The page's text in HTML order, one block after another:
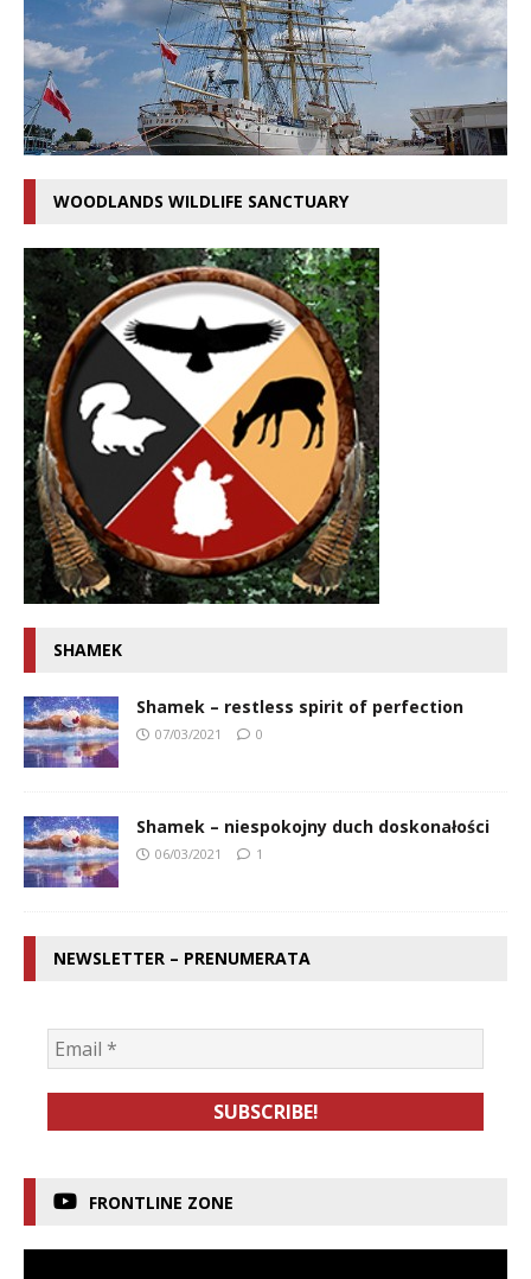
WOODLANDS WILDLIFE SANCTUARY
SHAMEK
Shamek – restless spirit of perfection
07/03/2021 0
Shamek – niespokojny duch doskonałości
06/03/2021 1
NEWSLETTER – PRENUMERATA
FRONTLINE ZONE